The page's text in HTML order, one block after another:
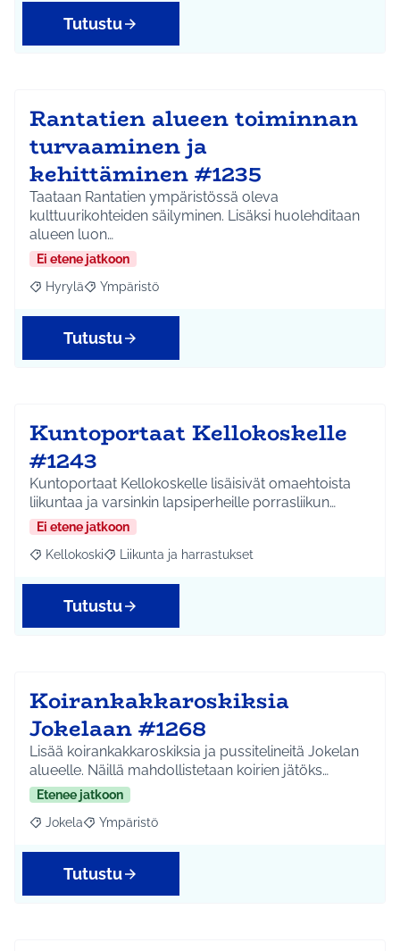
Tutustu
Rantatien alueen toiminnan
turvaaminen ja
kehittäminen #1235
Taataan Rantatien ympäristössä oleva
kulttuurikohteiden säilyminen. Lisäksi huolehditaan
alueen luon…
Ei etene jatkoon
Rajaa tulokset aihepiirin mukaan: Hyrylä
Hyrylä Rajaa tulokset teeman mukaan: Ympäristö
Ympäristö
Tutustu
Kuntoportaat Kellokoskelle
#1243
Kuntoportaat Kellokoskelle lisäisivät omaehtoista
liikuntaa ja varsinkin lapsiperheille porrasliikun…
Ei etene jatkoon
Rajaa tulokset aihepiirin mukaan: Kellokoski
Kellokoski Rajaa tulokset teeman mukaan: Liikunta ja
Liikunta ja harrastukset
Tutustu
Koirankakkaroskiksia
Jokelaan #1268
Lisää koirankakkaroskiksia ja pussitelineitä Jokelan
alueelle. Näillä mahdollistetaan koirien jätöks…
Etenee jatkoon
Rajaa tulokset aihepiirin mukaan: Jokela
Jokela Rajaa tulokset teeman mukaan: Ympäristö
Ympäristö
Tutustu